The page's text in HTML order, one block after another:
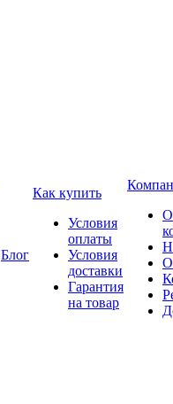
Блог
Как купить
Условия
оплаты
Условия
доставки
Гарантия
на товар
О